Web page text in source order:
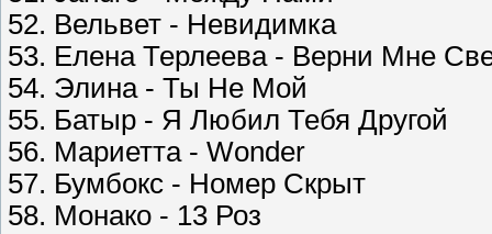
52. Вельвет - Невидимка
53. Елена Терлеева - Верни Мне
54. Элина - Ты Не Мой
55. Батыр - Я Любил Тебя Другой
56. Мариетта - Wonder
57. Бумбокс - Номер Скрыт
58. Монако - 13 Роз